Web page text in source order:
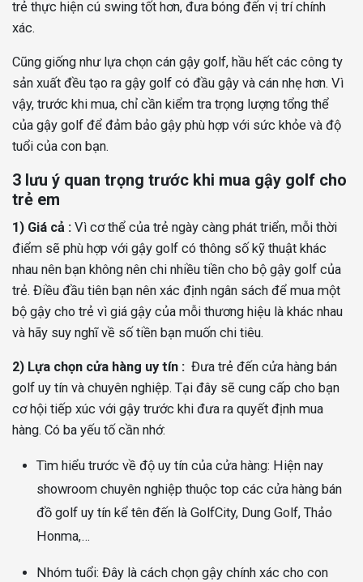
trẻ thực hiện cú swing tốt hơn, đưa bóng đến vị trí chính
xác.
Cũng giống như lựa chọn cán gậy golf, hầu hết các công ty
sản xuất đều tạo ra gậy golf có đầu gậy và cán nhẹ hơn. Vì
vậy, trước khi mua, chỉ cần kiểm tra trọng lượng tổng thể
của gậy golf để đảm bảo gậy phù hợp với sức khỏe và độ
tuổi của con bạn.
3 lưu ý quan trọng trước khi mua gậy golf cho
trẻ em
1) Giá cả : Vì cơ thể của trẻ ngày càng phát triển, mỗi thời
điểm sẽ phù hợp với gậy golf có thông số kỹ thuật khác
nhau nên bạn không nên chi nhiều tiền cho bộ gậy golf của
trẻ. Điều đầu tiên bạn nên xác định ngân sách để mua một
bộ gậy cho trẻ vì giá gậy của mỗi thương hiệu là khác nhau
và hãy suy nghĩ về số tiền bạn muốn chi tiêu.
2) Lựa chọn cửa hàng uy tín : Đưa trẻ đến cửa hàng bán
golf uy tín và chuyên nghiệp. Tại đây sẽ cung cấp cho bạn
cơ hội tiếp xúc với gậy trước khi đưa ra quyết định mua
hàng. Có ba yếu tố cần nhớ:
Tìm hiểu trước về độ uy tín của cửa hàng: Hiện nay
showroom chuyên nghiệp thuộc top các cửa hàng bán
đồ golf uy tín kể tên đến là GolfCity, Dung Golf, Thảo
Honma,…
Nhóm tuổi: Đây là cách chọn gậy chính xác cho con